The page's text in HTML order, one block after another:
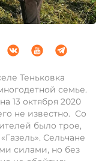
Теньковка
семье.
13 октября 2020
не известно. Со
было трое,
Сельчане
силами, но без